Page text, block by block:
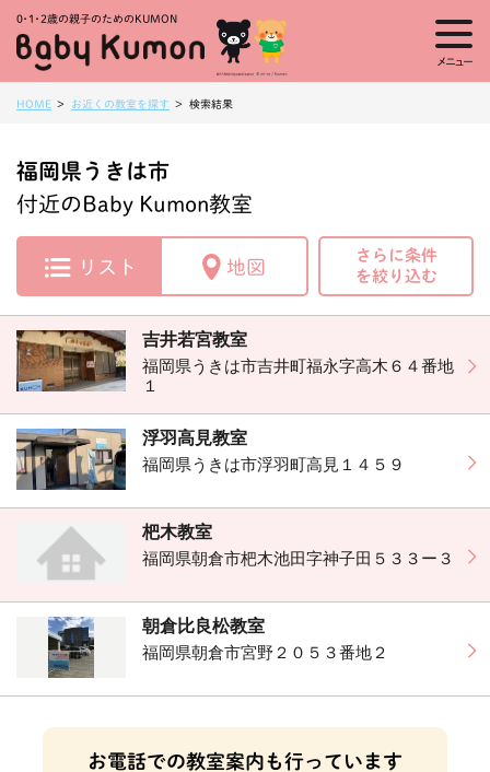
0・1・ 2歳の親子のためのKUMON
メニュー
HOME お近くの教室を探す 検索結果
福岡県うきは市
付近のBaby Kumon教室
リスト 地図
さらに条件
を絞り込む
吉井若宮教室
福岡県うきは市吉井町福永字高木６４番地
１
浮羽高見教室
福岡県うきは市浮羽町高見１４５９
杷木教室
福岡県朝倉市杷木池田字神子田５３３ー３
朝倉比良松教室
福岡県朝倉市宮野２０５３番地２
お電話での教室案内も行っています